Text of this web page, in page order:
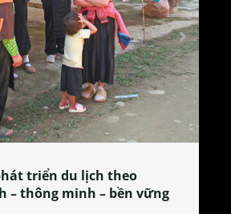
bánh tẻ Phú Nhi – nơi lan
sản xứ Đoài